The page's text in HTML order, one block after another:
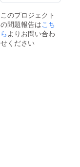
このプロジェクト
の問題報告はこち
ら よりお問い合わ
せください